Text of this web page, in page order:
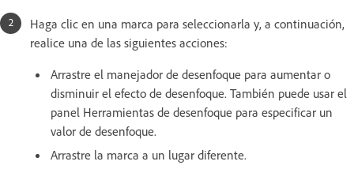
Haga clic en una marca para seleccionarla y, a continuación,
realice una de las siguientes acciones:
Arrastre el manejador de desenfoque para aumentar o
disminuir el efecto de desenfoque. También puede usar el
panel Herramientas de desenfoque para especificar un
valor de desenfoque.
Arrastre la marca a un lugar diferente.